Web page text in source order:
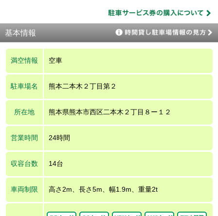
基本情報
満空情報 空車
駐車場名 熊本二本木２丁目第２
所在地 熊本県熊本市西区二本木２丁目８ー１２
営業時間 24時間
収容台数 14台
車両制限 高さ2m、長さ5m、幅1.9m、重量2t